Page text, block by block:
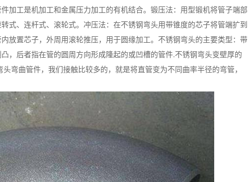
加工是机加工和金属压力加工的有机结合。锻压法：用型锻机将管子端部
式、连杆式、滚轮式。冲压法：在不锈钢弯头用带锥度的芯子将管端扩到
放置芯子，外周用滚轮推压，用于圆缘加工。不锈钢弯头的主要类型：带
，后者指在管的圆周方向形成隆起的或凹槽的管件.不锈钢弯头变壁厚的
弯曲管件，我们接触比较多的，就是将直管变为不同曲率半径的弯管，